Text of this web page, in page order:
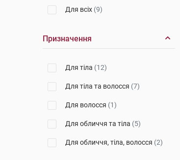
Для всіх (9)
Призначення
Для тіла (12)
Для тіла та волосся (7)
Для волосся (1)
Для обличчя та тіла (5)
Для обличчя, тіла, волосся (2)